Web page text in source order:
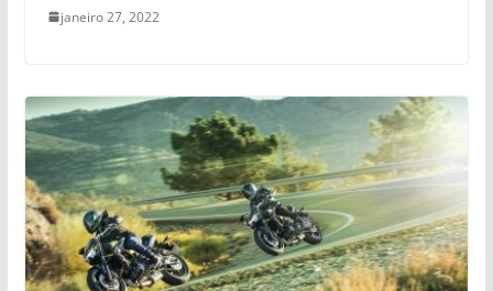
janeiro 27, 2022